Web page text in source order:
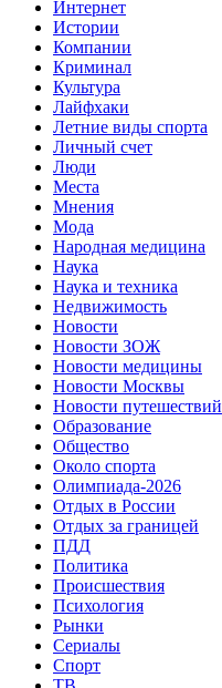
Интернет
Истории
Компании
Криминал
Культура
Лайфхаки
Летние виды спорта
Личный счет
Люди
Места
Мнения
Мода
Народная медицина
Наука
Наука и техника
Недвижимость
Новости
Новости ЗОЖ
Новости медицины
Новости Москвы
Новости путешествий
Образование
Общество
Около спорта
Олимпиада-2026
Отдых в России
Отдых за границей
ПДД
Политика
Происшествия
Психология
Рынки
Сериалы
Спорт